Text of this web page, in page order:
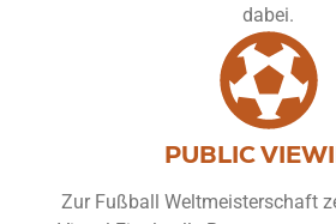
dabei.
PUBLIC
Zur Fußball Weltmeisterschaft